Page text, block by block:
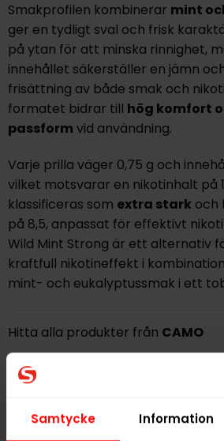
Samtycke Information
Smakprofilen kombinerar mint
ger en tydligt sval och frisk
på ytan för att minska rinnighet,
innehållet säkerställer en jämn
frisättning av både smak och
formatet bidrar till hög komfort
passform vid användning.
Varje prilla väger 0,75 g och
vilket motsvarar en nikotinhalt på
klassificeras som extra starkoch
på 8,5, anpassat för effektivt
Wild Mint Strong är ett alternativ
kraftfull nikotineffekt i
mint- och eukalyptussmak i ett
Hitta alla produkter från CAMO
Alla produkter med smaken
PRODUKTINFORMATION